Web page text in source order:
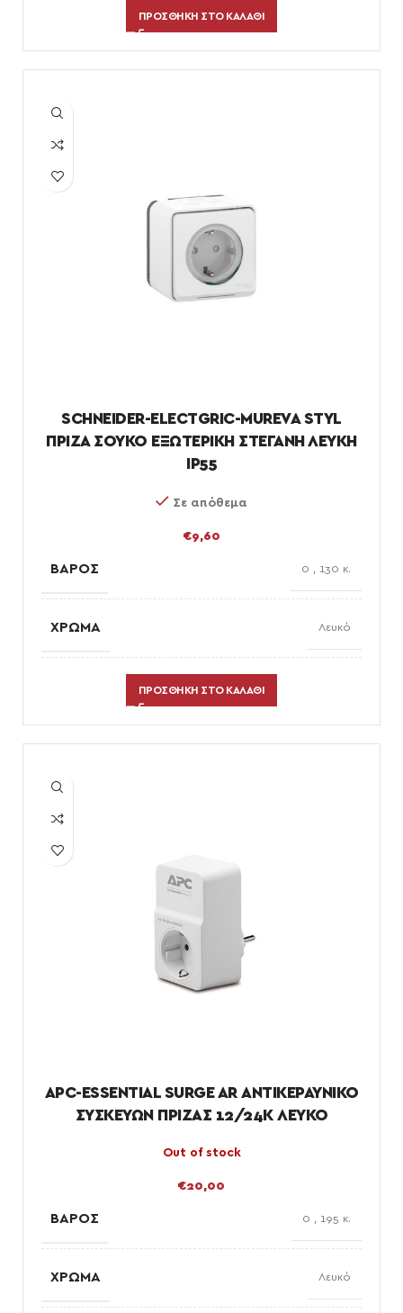
ΕΠΙΛΟΓΈΣ ΗΛΕΚΤΡΟΛΟΓΙΚΟΎ ΥΛΙΚΟΎ
ΠΡΟΣΘΉΚΗ ΣΤΟ ΚΑΛΆΘΙ
SCHNEIDER-ELECTGRIC-MUREVA STYL
ΠΡΙΖΑ ΣΟΥΚΟ ΕΞΩΤΕΡΙΚΗ ΣΤΕΓΑΝΗ ΛΕΥΚΗ
IP55
Σε απόθεμα
€9,60
ΒΆΡΟΣ 0 , 130 κ.
ΧΡΏΜΑ Λευκό
ΕΠΙΛΟΓΈΣ ΗΛΕΚΤΡΟΛΟΓΙΚΟΎ ΥΛΙΚΟΎ
ΠΡΟΣΘΉΚΗ ΣΤΟ ΚΑΛΆΘΙ
APC-ESSENTIAL SURGE AR ΑΝΤΙΚΕΡΑΥΝΙΚΟ
ΣΥΣΚΕΥΩΝ ΠΡΙΖΑΣ 12/24K ΛΕΥΚΟ
Out of stock
€20,00
ΒΆΡΟΣ 0 , 195 κ.
ΧΡΏΜΑ Λευκό